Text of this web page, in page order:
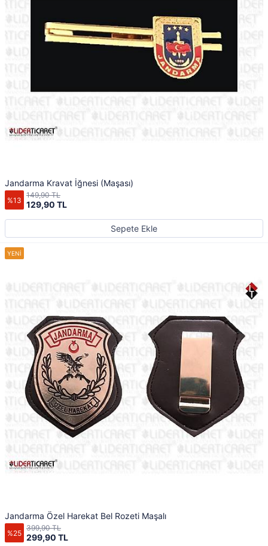
Jandarma Kravat İğnesi (Maşası)
%13 129,90 TL
149,90 TL
Sepete Ekle
Jandarma Özel Harekat Bel Rozeti Maşalı
%25 299,90 TL
399,90 TL